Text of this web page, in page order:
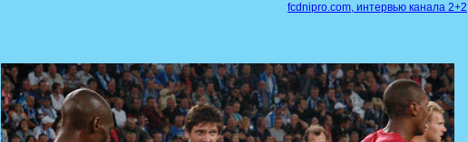
fcdnipro.com, интервью канала 2+2